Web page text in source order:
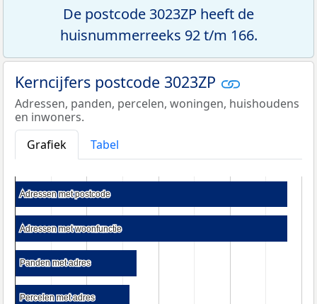
De postcode 3023ZP heeft de
huisnummerreeks 92 t/m 166.
Kerncijfers postcode 3023ZP
Adressen, panden, percelen, woningen, huishoudens
en inwoners.
Grafiek
Tabel
Adressen met postcode
Adressen met postcode
Adressen met woonfunctie
Adressen met woonfunctie
Panden met adres
Panden met adres
Percelen met adres
Percelen met adres